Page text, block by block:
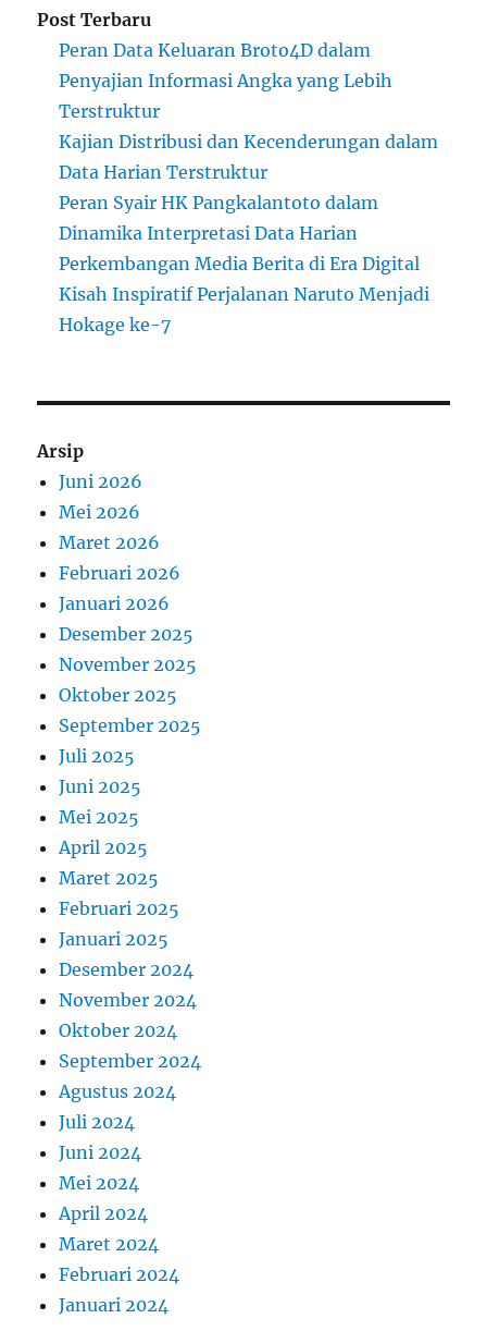
Post Terbaru
Peran Data Keluaran Broto4D dalam
Penyajian Informasi Angka yang Lebih
Terstruktur
Kajian Distribusi dan Kecenderungan dalam
Data Harian Terstruktur
Peran Syair HK Pangkalantoto dalam
Dinamika Interpretasi Data Harian
Perkembangan Media Berita di Era Digital
Kisah Inspiratif Perjalanan Naruto Menjadi
Hokage ke-7
Arsip
Juni 2026
Mei 2026
Maret 2026
Februari 2026
Januari 2026
Desember 2025
November 2025
Oktober 2025
September 2025
Juli 2025
Juni 2025
Mei 2025
April 2025
Maret 2025
Februari 2025
Januari 2025
Desember 2024
November 2024
Oktober 2024
September 2024
Agustus 2024
Juli 2024
Juni 2024
Mei 2024
April 2024
Maret 2024
Februari 2024
Januari 2024